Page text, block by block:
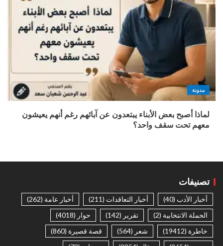
مدونة
لماذا أصبح بعض الأبناء يبتعدون عن آبائهم رغم أنهم يعيشون
معهم تحت سقف واحد؟
تصنيفات
أخبار الأدب (40) أخبار التعاقدات (211) أخبار عامة (262)
الحملة الانتخابية (2) تقرير (142) حوار (4018)
خاطرة (19412) شعر (564) قصة قصيرة (860)